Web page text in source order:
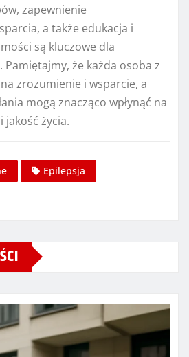
zapewnienie
a także edukacja i
są kluczowe dla
że każda osoba z
zrozumienie i wsparcie, a
mogą znacząco wpłynąć na
jakość życia.
Epilepsja